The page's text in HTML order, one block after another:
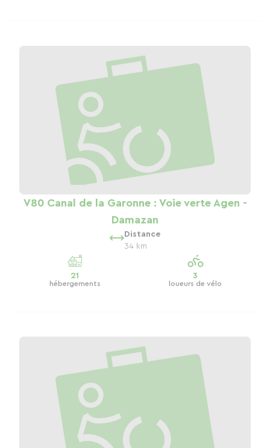
V80 Canal de la Garonne : Voie verte Agen -
Damazan
Distance
34 km
21
hébergements
3
loueurs de vélo